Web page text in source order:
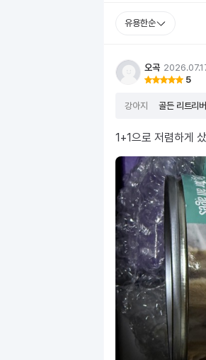
유용한순
오곡
5
강아지 골든 리트리버
1+1으로 저렴하게